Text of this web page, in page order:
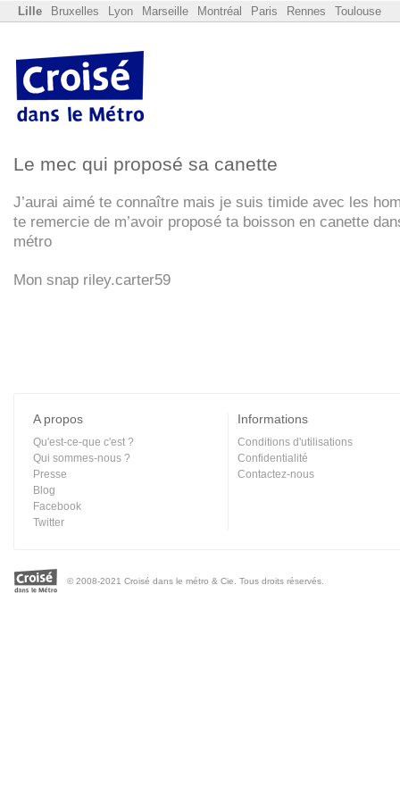
Lille Bruxelles Lyon Marseille Montréal Paris Rennes Toulouse
Le mec qui proposé sa canette
J’aurai aimé te connaître mais je suis timide avec les
te remercie de m’avoir proposé ta boisson en canette
métro
Mon snap riley.carter59
A propos
Qu'est-ce-que c'est ?
Qui sommes-nous ?
Presse
Blog
Facebook
Twitter
Informations
Conditions d'utilisations
Confidentialité
Contactez-nous
© 2008-2021 Croisé dans le métro & Cie. Tous droits réservés.